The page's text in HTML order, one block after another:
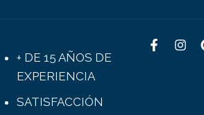
+ DE 15 AÑOS DE
EXPERIENCIA
SATISFACCIÓN